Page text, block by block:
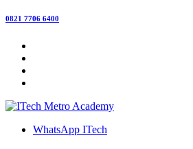
0821 7706 6400
WhatsApp ITech